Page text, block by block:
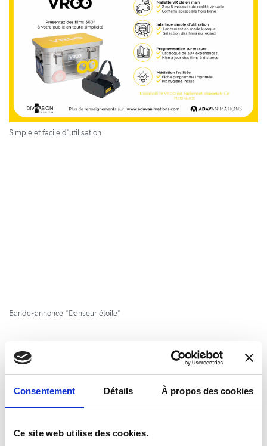
Consentement Détails À propos des cookies
Ce site web utilise des cookies.
Simple et facile d'utilisation
Bande-annonce "Danseur étoile"
Pour compléter
Des animations et produits complémentaires, pour